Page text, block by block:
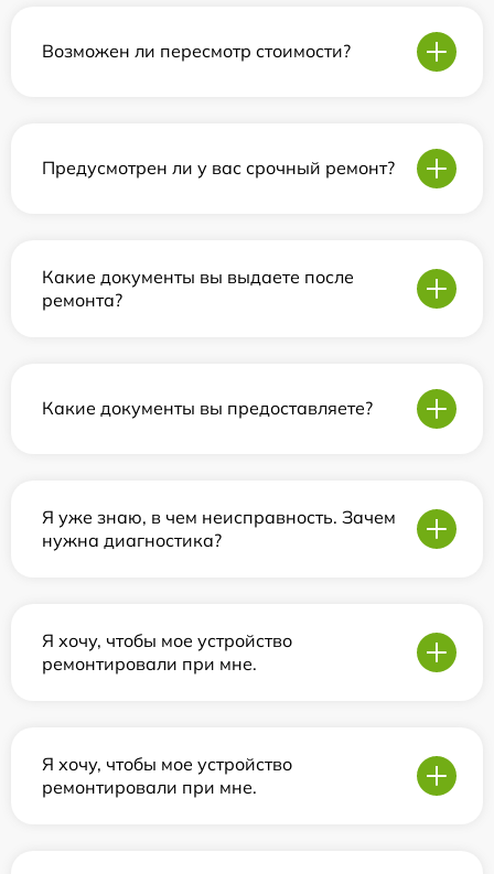
Возможен ли пересмотр стоимости?
Предусмотрен ли у вас срочный ремонт?
Какие документы вы выдаете после
ремонта?
Какие документы вы предоставляете?
Я уже знаю, в чем неисправность. Зачем
нужна диагностика?
Я хочу, чтобы мое устройство
ремонтировали при мне.
Я хочу, чтобы мое устройство
ремонтировали при мне.